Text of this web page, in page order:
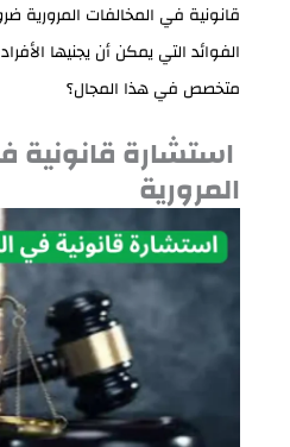
قانونية في المخالفات المرورية
الفوائد التي يمكن أن يجنيها
متخصص في هذا المجال؟
استشارة قانونية
المرورية